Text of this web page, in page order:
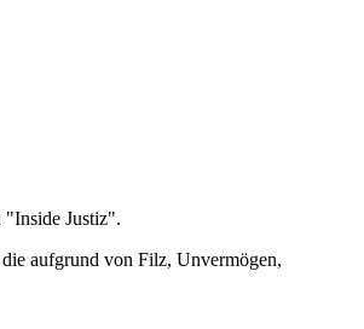
"Inside Justiz".
aufgrund von Filz, Unvermögen,